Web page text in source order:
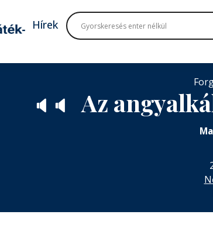
Hírek
🔈 🔈 Az